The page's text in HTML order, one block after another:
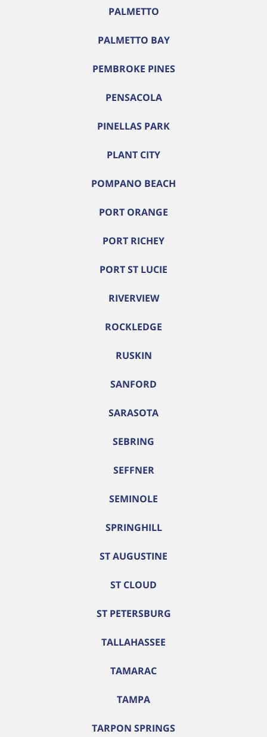
PALMETTO
PALMETTO BAY
PEMBROKE PINES
PENSACOLA
PINELLAS PARK
PLANT CITY
POMPANO BEACH
PORT ORANGE
PORT RICHEY
PORT ST LUCIE
RIVERVIEW
ROCKLEDGE
RUSKIN
SANFORD
SARASOTA
SEBRING
SEFFNER
SEMINOLE
SPRINGHILL
ST AUGUSTINE
ST CLOUD
ST PETERSBURG
TALLAHASSEE
TAMARAC
TAMPA
TARPON SPRINGS